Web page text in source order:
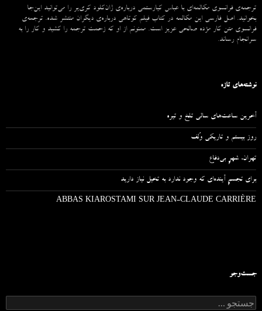
ترجمه‌ی فرانسوی مکالمه‌ای با عباس کیارستمی درباره‌ی ژان‌کلود کری‌یر را می‌توانید این‌جا
بخوانید. اصل فارسی این مکالمه در کتاب فیلم کوتاهی درباره‌ی دیگران منتشر شده. ترجمه‌ی
فرانسوی متن کار مژده صالحی عزیز است. ممنونم از او که زحمت ترجمه را کشید و کار را به
سرانجام رساند.
نوشته‌های تازه
آخرین ساعت‌های سالی تلخ و تیره
روز بیستم و تاریکی وُلف
تهران، شهرِ بی‌دفاع
برای تجسمِ آینده‌ای که وجود ندارد به تخیل نیاز دارید
ABBAS KIAROSTAMI SUR JEAN-CLAUDE CARRIÈRE
جست‌وجو
ج